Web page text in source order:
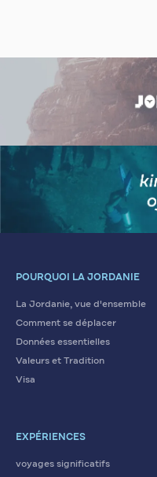
POURQUOI LA JORDANIE
La Jordanie, vue d'ensemble
Comment se déplacer
Données essentielles
Valeurs et Tradition
Visa
EXPÉRIENCES
voyages significatifs